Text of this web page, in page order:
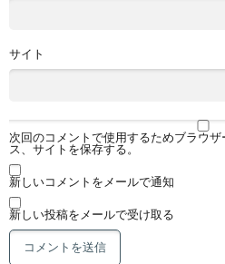
サイト
次回のコメントで使用するためブラウ
ス、サイトを保存する。
新しいコメントをメールで通知
新しい投稿をメールで受け取る